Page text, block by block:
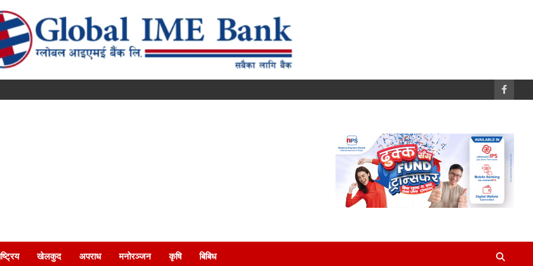
खेलकुद अपराध मनोरञ्जन कृषि बिबिध